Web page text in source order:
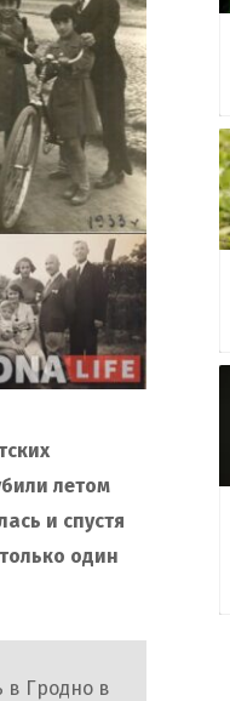
летом
и спустя
один
в Гродно в